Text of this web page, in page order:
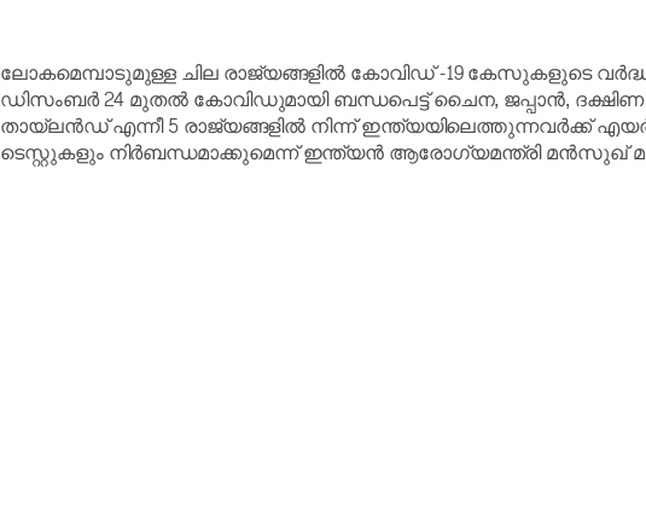
ലോകമെമ്പാടുമുള്ള ചില രാജ്യങ്ങളിൽ കോവിഡ് -19 കേസുകളുടെ
ഡിസംബർ 24 മുതൽ കോവിഡുമായി ബന്ധപെട്ട് ചൈന, ജപ്പാൻ,
തായ്‌ലൻഡ് എന്നീ 5 രാജ്യങ്ങളിൽ നിന്ന് ഇന്ത്യയിലെത്തുന്നവർക്ക്
ടെസ്റ്റുകളും നിർബന്ധമാക്കുമെന്ന് ഇന്ത്യൻ ആരോഗ്യമന്ത്രി മൻസുഖ്